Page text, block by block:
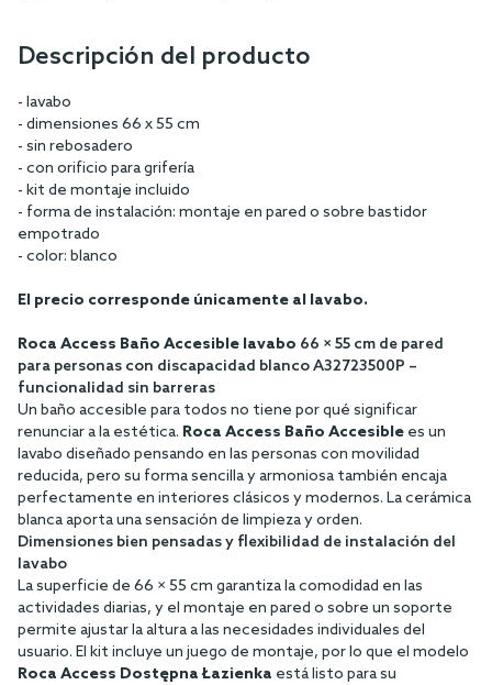
Descripción del producto
- lavabo
- dimensiones 66 x 55 cm
- sin rebosadero
- con orificio para grifería
- kit de montaje incluido
- forma de instalación: montaje en pared o sobre bastidor
empotrado
- color: blanco
El precio corresponde únicamente al lavabo.
Roca Access Baño Accesible lavabo 66 × 55 cm de pared
para personas con discapacidad blanco A32723500P –
funcionalidad sin barreras
Un baño accesible para todos no tiene por qué significar
renunciar a la estética. Roca Access Baño Accesible es un
lavabo diseñado pensando en las personas con movilidad
reducida, pero su forma sencilla y armoniosa también encaja
perfectamente en interiores clásicos y modernos. La cerámica
blanca aporta una sensación de limpieza y orden.
Dimensiones bien pensadas y flexibilidad de instalación del
lavabo
La superficie de 66 × 55 cm garantiza la comodidad en las
actividades diarias, y el montaje en pared o sobre un soporte
permite ajustar la altura a las necesidades individuales del
usuario. El kit incluye un juego de montaje, por lo que el modelo
Roca Access Dostępna Łazienka está listo para su